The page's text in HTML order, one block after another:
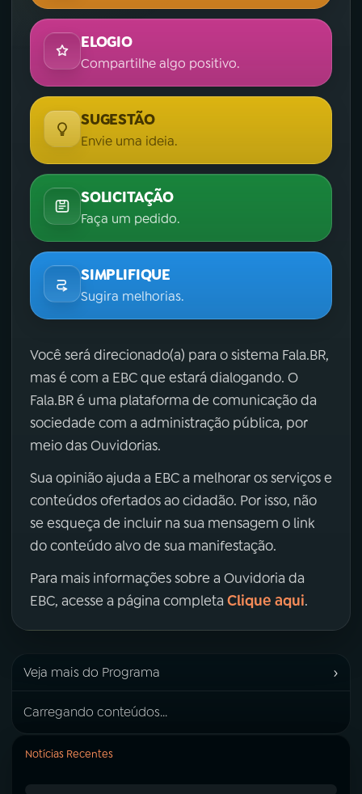
ELOGIO
Compartilhe algo positivo.
SUGESTÃO
Envie uma ideia.
SOLICITAÇÃO
Faça um pedido.
SIMPLIFIQUE
Sugira melhorias.
Você será direcionado(a) para o sistema Fala.BR,
mas é com a EBC que estará dialogando. O
Fala.BR é uma plataforma de comunicação da
sociedade com a administração pública, por
meio das Ouvidorias.
Sua opinião ajuda a EBC a melhorar os serviços e
conteúdos ofertados ao cidadão. Por isso, não
se esqueça de incluir na sua mensagem o link
do conteúdo alvo de sua manifestação.
Para mais informações sobre a Ouvidoria da
EBC, acesse a página completa Clique aqui.
Veja mais do Programa ›
Carregando conteúdos...
Notícias Recentes